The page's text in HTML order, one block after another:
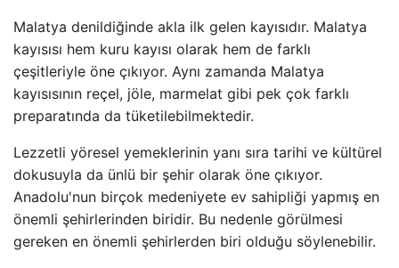
Malatya denildiğinde akla ilk gelen kayısıdır. Malatya
kayısısı hem kuru kayısı olarak hem de farklı
çeşitleriyle öne çıkıyor. Aynı zamanda Malatya
kayısısının reçel, jöle, marmelat gibi pek çok farklı
preparatında da tüketilebilmektedir.
Lezzetli yöresel yemeklerinin yanı sıra tarihi ve kültürel
dokusuyla da ünlü bir şehir olarak öne çıkıyor.
Anadolu'nun birçok medeniyete ev sahipliği yapmış en
önemli şehirlerinden biridir. Bu nedenle görülmesi
gereken en önemli şehirlerden biri olduğu söylenebilir.